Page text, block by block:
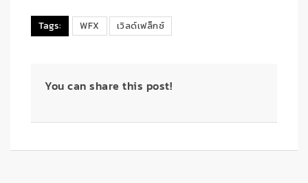
Tags: WFX เวิลด์เฟล็กซ์
You can share this post!